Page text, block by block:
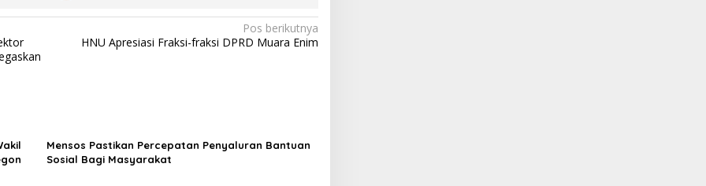
Pos berikutnya
HNU Apresiasi Fraksi-fraksi DPRD Muara Enim
Mensos Pastikan Percepatan Penyaluran Bantuan
Sosial Bagi Masyarakat